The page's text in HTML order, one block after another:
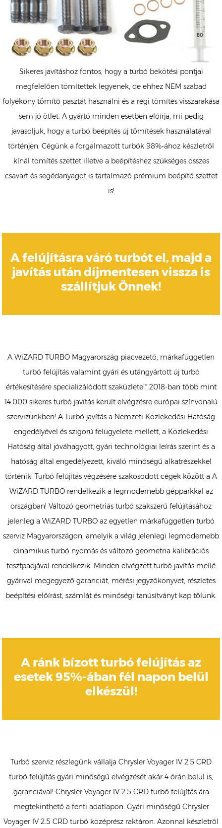
Sikeres javításhoz fontos, hogy a turbó bekötési pontjai
megfelelően tömítettek legyenek, de ehhez NEM szabad
folyékony tömítő pasztát használni és a régi tömítés visszarakása
sem jó ötlet. A gyártó minden esetben előírja, mi pedig
javasoljuk, hogy a turbó beépítés új tömítések használatával
történjen. Cégünk a forgalmazott turbók 98%-ához készletről
kínál tömítés szettet illetve a beépítéshez szükséges összes
csavart és segédanyagot is tartalmazó prémium beépítő szettet
is!
A felújításra váró turbót el, majd a
javítás után díjmentesen vissza is
szállítjuk Önnek!
A WiZARD TURBO Magyarország piacvezető, márkafüggetlen
turbó felújítás valamint gyári és utángyártott új turbó
értékesítésére specializálódott szaküzlete!* 2018-ban több mint
14.000 sikeres turbó javítás került elvégzésre európai színvonalú
szervizünkben! A Turbó javítás a Nemzeti Közlekedési Hatóság
engedélyével és szigorú felügyelete mellett, a Közlekedési
Hatóság által jóváhagyott, gyári technológiai leírás szerint és a
hatóság által engedélyezett, kiváló minőségű alkatrészekkel
történik! Turbó felújítás végzésére szakosodott cégek között a A
WiZARD TURBO rendelkezik a legmodernebb gépparkkal az
országban! Változó geometriás turbó szakszerű felújításához
jelenleg a WiZARD TURBO az egyetlen márkafüggetlen turbó
szerviz Magyarországon, amelyik a világ jelenlegi legmodernebb
dinamikus turbó nyomás és változó geometria kalibrációs
tesztpadjával rendelkezik. Minden elvégzett turbó javítás mellé
gyárival megegyező garanciát, mérési jegyzőkönyvet, részletes
beépítési előírást, számlát és minőségi tanúsítványt kap tőlünk.
A ránk bízott turbó felújítás az
esetek 95%-ában fél napon belül
elkészül!
Turbó szerviz részlegünk vállalja Chrysler Voyager IV 2.5 CRD
turbó felújítás gyári minőségű elvégzését akár 4 órán belül is,
garanciával! Chrysler Voyager IV 2.5 CRD turbó felújítás ára
megtekinthető a fenti adatlapon. Gyári minőségű Chrysler
Voyager IV 2.5 CRD turbó középrész raktáron. Azonnal készletről